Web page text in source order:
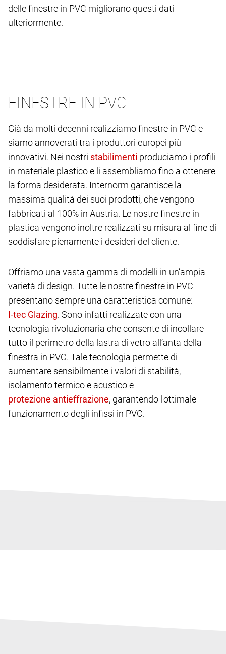
delle finestre in PVC migliorano questi dati
ulteriormente.
FINESTRE IN PVC
Già da molti decenni realizziamo finestre in PVC e
siamo annoverati tra i produttori europei più
innovativi. Nei nostri
produciamo i profili
in materiale plastico e li assembliamo fino a ottenere
la forma desiderata. Internorm garantisce la
massima qualità dei suoi prodotti, che vengono
fabbricati al 100% in Austria. Le nostre finestre in
plastica vengono inoltre realizzati su misura al fine di
soddisfare pienamente i desideri del cliente.
Offriamo una vasta gamma di modelli in un’ampia
varietà di design. Tutte le nostre finestre in PVC
presentano sempre una caratteristica comune:
. Sono infatti realizzate con una
tecnologia rivoluzionaria che consente di incollare
tutto il perimetro della lastra di vetro all’anta della
finestra in PVC. Tale tecnologia permette di
aumentare sensibilmente i valori di stabilità,
isolamento termico e acustico e
, garantendo l'ottimale
funzionamento degli infissi in PVC.